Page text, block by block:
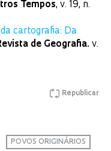
Tempos, v. 19, n.
cartografia: Da
de Geografia. v.
Republicar
POVOS ORIGINÁRIOS